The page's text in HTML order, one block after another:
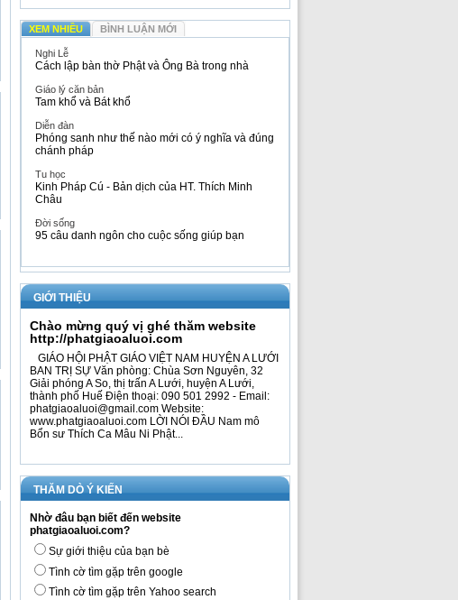
XEM NHIỀU BÌNH LUẬN MỚI
Nghi Lễ
Cách lập bàn thờ Phật và Ông Bà trong nhà
Giáo lý căn bản
Tam khổ và Bát khổ
Diễn đàn
Phóng sanh như thế nào mới có ý nghĩa và đúng
chánh pháp
Tu học
Kinh Pháp Cú - Bản dịch của HT. Thích Minh
Châu
Đời sống
95 câu danh ngôn cho cuộc sống giúp bạn
GIỚI THIỆU
Chào mừng quý vị ghé thăm website
http://phatgiaoaluoi.com
GIÁO HỘI PHẬT GIÁO VIỆT NAM HUYỆN A LƯỚI
BAN TRỊ SỰ Văn phòng: Chùa Sơn Nguyên, 32
Giải phóng A So, thị trấn A Lưới, huyện A Lưới,
thành phố Huế Điện thoại: 090 501 2992 - Email:
phatgiaoaluoi@gmail.com Website:
www.phatgiaoaluoi.com LỜI NÓI ĐẦU Nam mô
Bổn sư Thích Ca Mâu Ni Phật...
THĂM DÒ Ý KIẾN
Nhờ đâu bạn biết đến website
phatgiaoaluoi.com?
Sự giới thiệu của bạn bè
Tình cờ tìm gặp trên google
Tình cờ tìm gặp trên Yahoo search